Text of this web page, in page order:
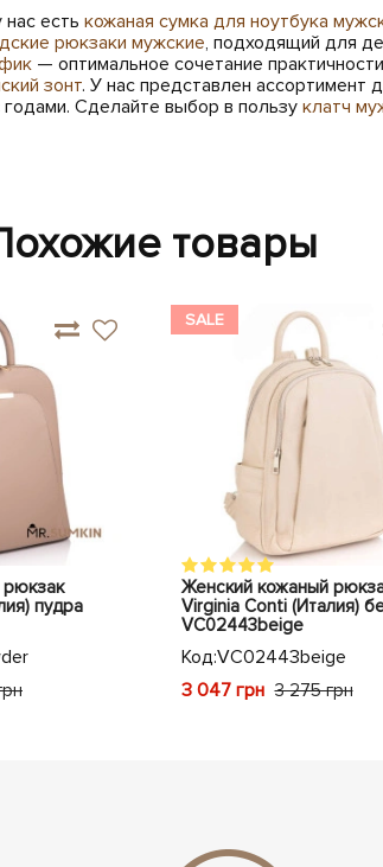
есть кожаная сумка для ноутбука
рюкзаки мужские, подходящий для
— оптимальное сочетание
зонт. У нас представлен ассортимент
Сделайте выбор в пользу клатч
товары
пудра
SALE
Женский кожаный
Virginia Conti (Италия)
VC02443beige
Код:VC02443beige
3 047 грн 3 275 грн